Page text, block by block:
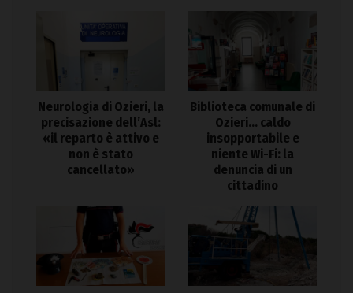
Neurologia di Ozieri, la
precisazione dell’Asl:
«il reparto è attivo e
non è stato
cancellato»
Biblioteca comunale di
Ozieri… caldo
insopportabile e
niente Wi-Fi: la
denuncia di un
cittadino